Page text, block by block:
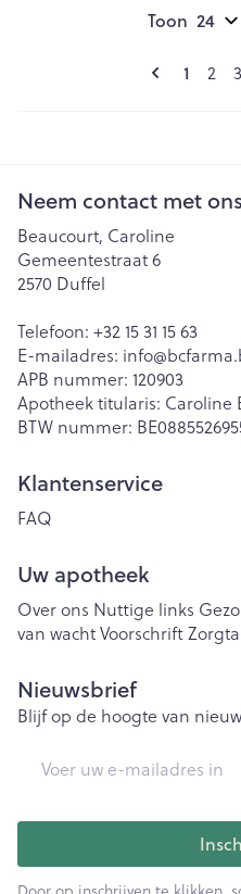
U lees
1 2 3
Toon
Neem contact met
Beaucourt, Caroline
Gemeentestraat 6
2570 Duffel
Telefoon: +32 15 31 15 63
E-mailadres: info@
APB nummer: 120903
Apotheek titularis: Caroline
BTW nummer:
Klantenservice
FAQ
Uw apotheek
Over ons Nuttige links
van wachtVoorschrift
Nieuwsbrief
Blijf op de hoogte van